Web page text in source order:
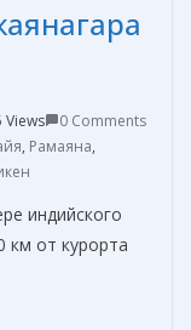
Views
0 Comments
, Рамаяна,
индийского
км от курорта